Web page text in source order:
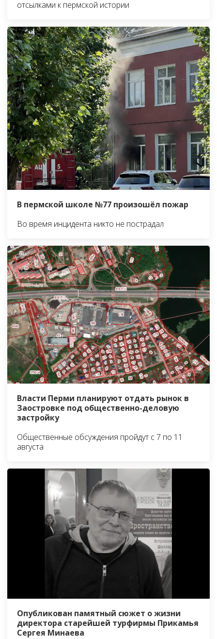
отсылками к пермской истории
В пермской школе №77 произошёл пожар
Во время инцидента никто не пострадал
Власти Перми планируют отдать рынок в
Заостровке под общественно-деловую
застройку
Общественные обсуждения пройдут с 7 по 11
августа
Опубликован памятный сюжет о жизни
директора старейшей турфирмы Прикамья
Сергея Минаева